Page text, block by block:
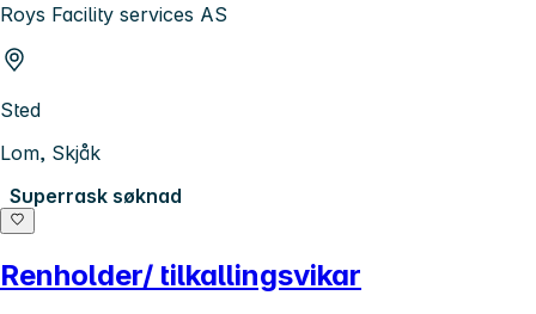
Roys Facility services AS
Sted
Lom, Skjåk
Superrask søknad
Renholder/ tilkallingsvikar